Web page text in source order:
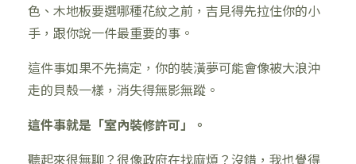
色、木地板要選哪種花紋之前，吉見得先拉住你的小
手，跟你說一件最重要的事。
這件事如果不先搞定，你的裝潢夢可能會像被大浪沖
走的貝殼一樣，消失得無影無蹤。
這件事就是「室內裝修許可」。
聽起來很無聊？很像政府在找麻煩？沒錯，我也覺得